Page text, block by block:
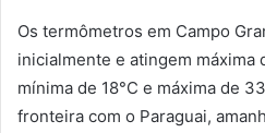
Os termômetros em Campo
inicialmente e atingem máxima
mínima de 18°C e máxima de
fronteira com o Paraguai,